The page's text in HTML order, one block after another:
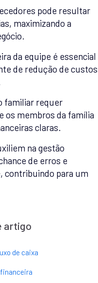
pode resultar
maximizando a
da equipe é essencial
de redução de custos
familiar requer
os membros da família
claras.
na gestão
de erros e
contribuindo para um
artigo
de caixa